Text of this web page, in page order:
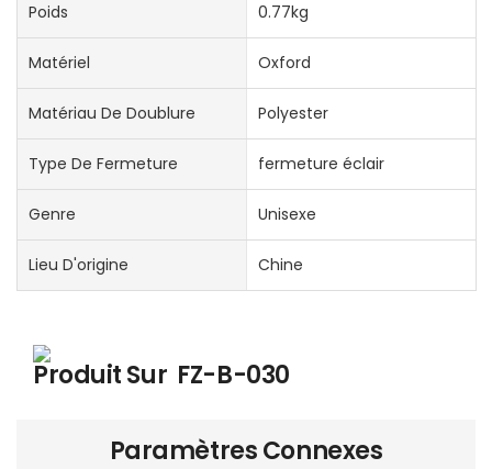
Poids 0.77kg
Matériel Oxford
Matériau De Doublure Polyester
Type De Fermeture fermeture éclair
Genre Unisexe
Lieu D'origine Chine
Produit Sur FZ-B-030
Paramètres Connexes